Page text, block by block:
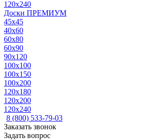
120x240
Доски ПРЕМИУМ
45x45
40x60
60x80
60x90
90x120
100x100
100x150
100x200
120x180
120x200
120x240
8 (800) 533-79-03
Заказать звонок
Задать вопрос